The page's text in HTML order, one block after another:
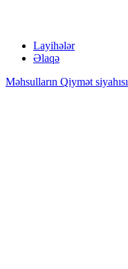
Layihələr
Əlaqə
Məhsulların Qiymət siyahısı